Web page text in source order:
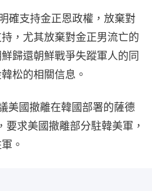
確支持金正恩政權，放棄對
，尤其放棄對金正男流亡的
歸還朝鮮戰爭失蹤軍人的同
松的相關信息。
美國撤離在韓國部署的薩德
要求美國撤離部分駐韓美軍，
。